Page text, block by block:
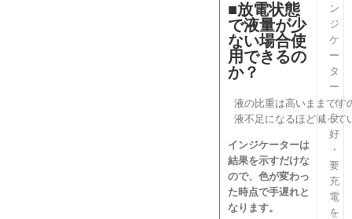
■放電状態
で液量が少
ない場合使
用できるの
か？
液の比重は高いままです
液不足になるほど減って
インジケーターは
結果を示すだけな
ので、色が変わっ
た時点で手遅れと
なります。
ン
ジ
ケ
ー
タ
ー
（
良
好
・
要
充
電
を